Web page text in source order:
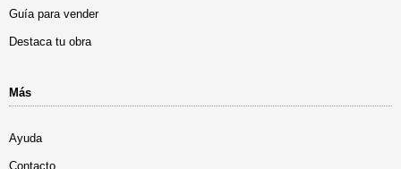
Guía para vender
Destaca tu obra
Más
Ayuda
Contacto